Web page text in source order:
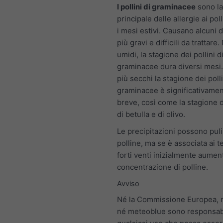
I pollini di graminacee sono
principale delle allergie ai
i mesi estivi. Causano alcuni
più gravi e difficili da trattare.
umidi, la stagione dei pollini di
graminacee dura diversi
più secchi la stagione dei
graminacee è
breve, così come la stagione
di betulla e di olivo.
Le precipitazioni possono
polline, ma se è associata ai
forti venti inizialmente
concentrazione di polline.
Avviso
Né la Commissione Europea,
né meteoblue sono